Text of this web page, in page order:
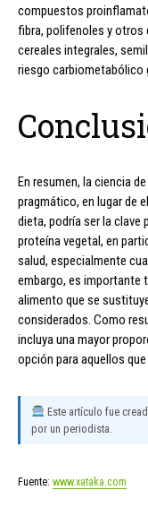
compuestos
fibra, polifenoles y
cereales integrales,
riesgo carbiometabólico
En resumen, la ciencia
pragmático, en lugar de
dieta, podría ser la clave
proteína vegetal, en
salud, especialmente
embargo, es importante
alimento que se
considerados. Como
incluya una mayor
opción para aquellos
Este artículo fue
por un periodista.
Fuente: www.xataka.com